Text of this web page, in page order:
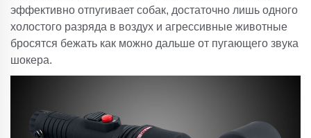
эффективно отпугивает собак, достаточно лишь одного
холостого разряда в воздух и агрессивные животные
бросятся бежать как можно дальше от пугающего звука
шокера.